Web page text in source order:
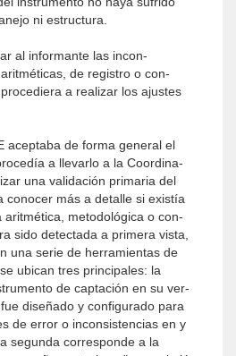
ni estructura.
al informante las incon­
de registro o con­
a realizar los ajustes
aceptaba de forma general el
a llevarlo a la Coordina­
una validación primaria del
conocer más a detalle si existía
aritmética, metodológica o con­
sido detectada a primera vis­ta,
una serie de herramientas de
ubican tres principales: la
de captación en su ver­
diseñado y configurado para
de error o inconsistencias en y
segunda corresponde a la